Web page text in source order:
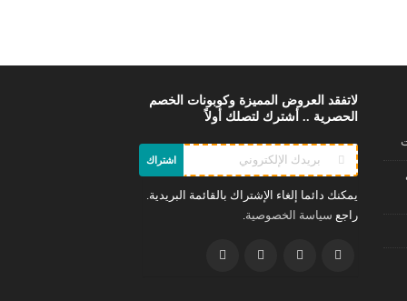
لاتفقد العروض المميزة وكوبونات الخصم
الحصرية .. أشترك لتصلك أولاً
اشتراك
يمكنك دائما إلغاء الإشتراك بالقائمة البريدية.
راجع سياسة الخصوصية.